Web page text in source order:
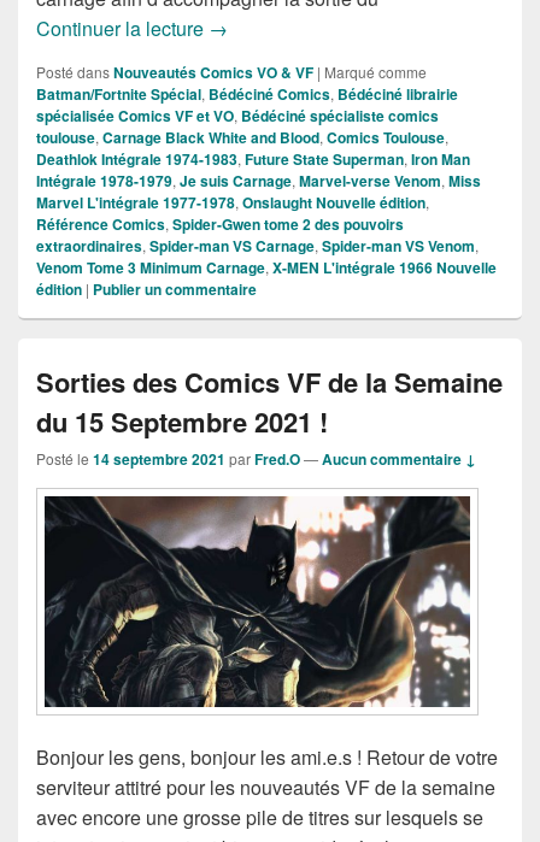
Continuer la lecture Sorties des Comics VF de la
→
Posté dansNouveautés Comics VO & VF | Marqué comme
Batman/Fortnite Spécial, Bédéciné Comics, Bédéciné librairie
spécialisée Comics VF et VO, Bédéciné spécialiste comics
toulouse, Carnage Black White and Blood, Comics Toulouse,
Deathlok Intégrale 1974-1983, Future State Superman, Iron Man
Intégrale 1978-1979, Je suis Carnage, Marvel-verse Venom, Miss
Marvel L'intégrale 1977-1978, Onslaught Nouvelle édition,
Référence Comics, Spider-Gwen tome 2 des pouvoirs
extraordinaires, Spider-man VS Carnage, Spider-man VS Venom,
Venom Tome 3 Minimum Carnage, X-MEN L'intégrale 1966 Nouvelle
édition | Publier un commentaire
Sorties des Comics VF de la Semaine
du 15 Septembre 2021 !
Posté le 14 septembre 2021 parFred.O—Aucun commentaire ↓
Bonjour les gens, bonjour les ami.e.s ! Retour de votre
serviteur attitré pour les nouveautés VF de la semaine
avec encore une grosse pile de titres sur lesquels se